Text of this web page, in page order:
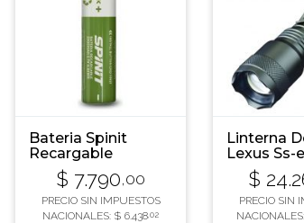
Bateria Spinit
Recargable
$ 7.790,00
PRECIO SIN IMPUESTOS
NACIONALES: $ 6.438,02
Linterna
Lexus Ss-
Táctica
350 Hr
$
PRECIO SIN
NACIONALES: